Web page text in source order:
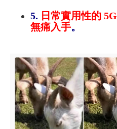
5. 日常實用性的 5G
無痛入手。